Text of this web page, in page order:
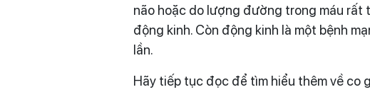
não hoặc do lượng đường trong máu rất
động kinh. Còn động kinh là một bệnh
lần.
Hãy tiếp tục đọc để tìm hiểu thêm về co